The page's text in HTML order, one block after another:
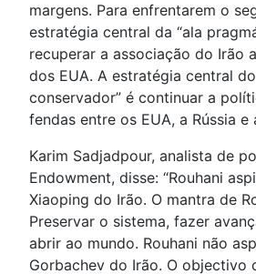
margens. Para enfrentarem o
estratégia central da “ala
recuperar a associação do Irão
dos EUA. A estratégia central
conservador” é continuar a
fendas entre os EUA, a Rússia e
Karim Sadjadpour, analista de
Endowment, disse: “Rouhani
Xiaoping do Irão. O mantra de
Preservar o sistema, fazer
abrir ao mundo. Rouhani não
Gorbachev do Irão. O objectivo